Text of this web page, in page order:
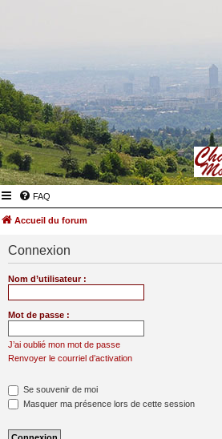
FAQ
Accueil du forum
Connexion
Nom d’utilisateur :
Mot de passe :
J’ai oublié mon mot de passe
Renvoyer le courriel d’activation
Se souvenir de moi
Masquer ma présence lors de cette session